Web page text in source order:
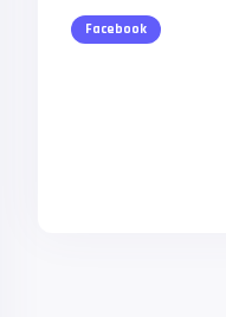
Facebook